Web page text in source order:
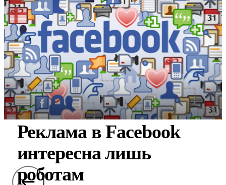
Реклама в Facebook
интересна лишь
роботам